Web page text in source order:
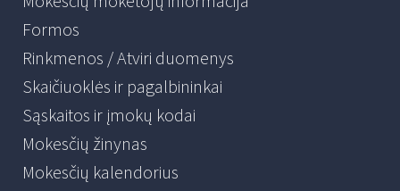
Formos
Rinkmenos / Atviri duomenys
Skaičiuoklės ir pagalbininkai
Sąskaitos ir įmokų kodai
Mokesčių žinynas
Mokesčių kalendorius